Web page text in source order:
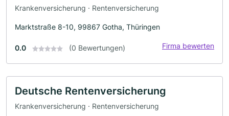
Krankenversicherung · Rentenversicherung
Marktstraße 8-10, 99867 Gotha, Thüringen
0.0 (0 Bewertungen) Firma bewerten
Deutsche Rentenversicherung
Krankenversicherung · Rentenversicherung